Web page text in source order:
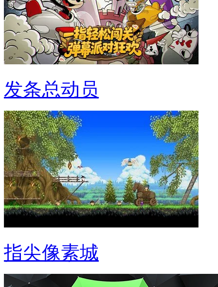
发条总动员
指尖像素城